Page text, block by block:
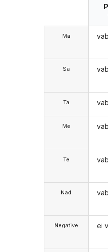
Ma
Sa
Ta
Me
Te
Nad
Negative ei